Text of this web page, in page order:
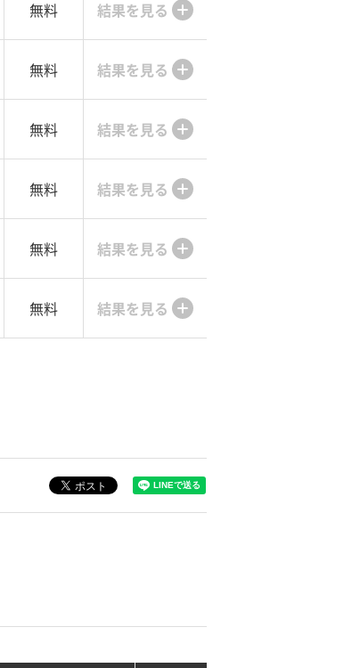
無料 結果を見る
無料 結果を見る
無料 結果を見る
無料 結果を見る
無料 結果を見る
無料 結果を見る